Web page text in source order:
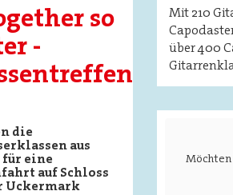
so
-
die
aus
für eine
auf Schloss
Uckermark
Mit 210
über 400